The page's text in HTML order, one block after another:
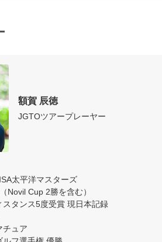
額賀 辰徳
JGTOツアープレーヤー
太平洋マスターズ
Novil Cup 2勝を含む）
タンス5度受賞 現日本記録
チュア